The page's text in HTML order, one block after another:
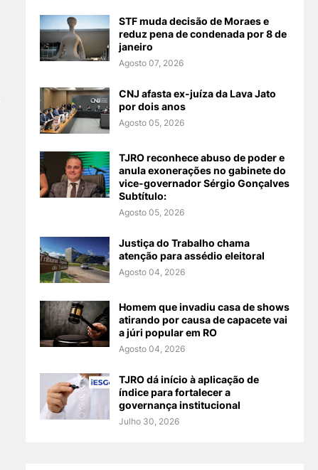
STF muda decisão de Moraes e
reduz pena de condenada por 8 de
janeiro
Agosto 07, 2026
CNJ afasta ex-juíza da Lava Jato
por dois anos
Agosto 05, 2026
TJRO reconhece abuso de poder e
anula exonerações no gabinete do
vice-governador Sérgio Gonçalves
Subtítulo:
Agosto 05, 2026
Justiça do Trabalho chama
atenção para assédio eleitoral
Agosto 04, 2026
Homem que invadiu casa de shows
atirando por causa de capacete vai
a júri popular em RO
Agosto 04, 2026
TJRO dá início à aplicação de
índice para fortalecer a
governança institucional
Julho 30, 2026